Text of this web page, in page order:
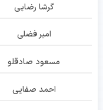
گرشا رضایی
امیر فضلی
مسعود صادقلو
احمد صفایی